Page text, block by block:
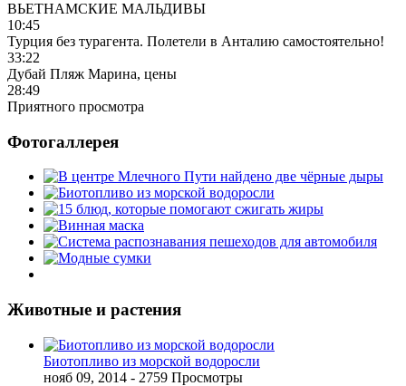
ВЬЕТНАМСКИЕ МАЛЬДИВЫ
10:45
Турция без турагента. Полетели в Анталию самостоятельно!
33:22
Дубай Пляж Марина, цены
28:49
Приятного просмотра
Фотогаллерея
Животные и растения
Биотопливо из морской водоросли
нояб 09, 2014 - 2759 Просмотры